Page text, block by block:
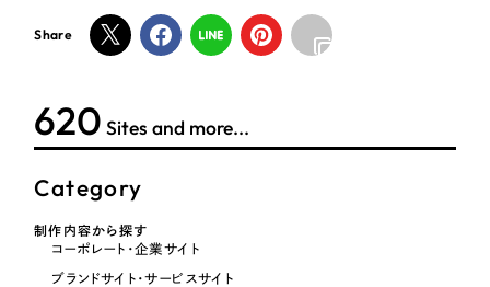
620 Sites and more...
Category
制作内容から探す
コーポレート・企業サイト
ブランドサイト・サービスサイト
Share